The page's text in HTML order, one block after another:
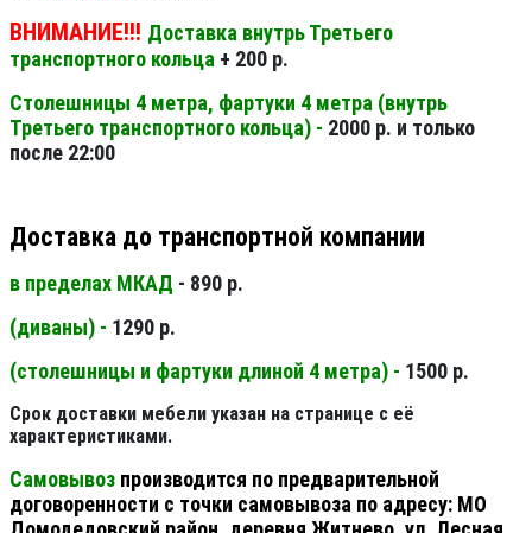
ВНИМАНИЕ!!! Доставка внутрь Третьего
транспортного кольца + 200 р.
Столешницы 4 метра, фартуки 4 метра (внутрь
Третьего транспортного кольца) - 2000 р. и только
после 22:00
Доставка до транспортной компании
в пределах МКАД - 890 р.
(диваны) - 1290 р.
(столешницы и фартуки длиной 4 метра) - 1500 р.
Срок доставки мебели указан на странице с её
характеристиками.
Самовывоз производится по предварительной
договоренности с точки самовывоза по адресу: МО